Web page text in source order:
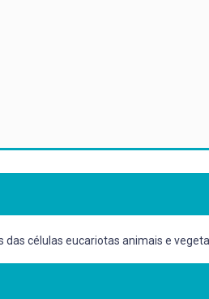
células eucariotas animais e